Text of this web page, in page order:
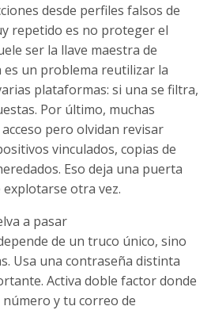
desde perfiles falsos de
repetido es no proteger el
ser la llave maestra de
es un problema reutilizar la
plataformas: si una se filtra,
Por último, muchas
pero olvidan revisar
vinculados, copias de
Eso deja una puerta
otra vez.
a pasar
de un truco único, sino
Usa una contraseña distinta
Activa doble factor donde
y tu correo de